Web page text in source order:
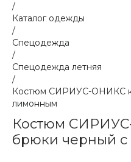
/
Каталог одежды
/
Спецодежда
/
Спецодежда летняя
/
Костюм СИРИУС-ОНИКС
лимонным
Костюм
брюки черный